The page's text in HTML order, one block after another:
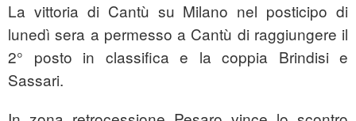
La vittoria di Cantù su Milano nel posticipo di
lunedì sera a permesso a Cantù di raggiungere il
2° posto in classifica e la coppia Brindisi e
Sassari.